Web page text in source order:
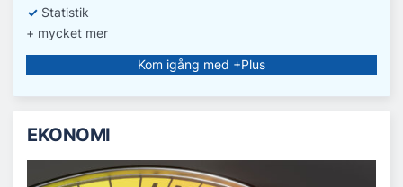
✓ Statistik
+ mycket mer
Kom igång med +Plus
EKONOMI